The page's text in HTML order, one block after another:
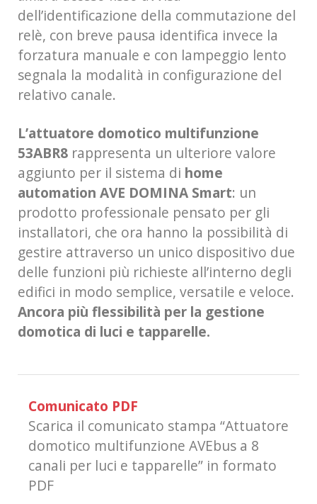
dell’identificazione della commutazione del
relè, con breve pausa identifica invece la
forzatura manuale e con lampeggio lento
segnala la modalità in configurazione del
relativo canale.
L’attuatore domotico multifunzione
53ABR8 rappresenta un ulteriore valore
aggiunto per il sistema di home
automation AVE DOMINA Smart: un
prodotto professionale pensato per gli
installatori, che ora hanno la possibilità di
gestire attraverso un unico dispositivo due
delle funzioni più richieste all’interno degli
edifici in modo semplice, versatile e veloce.
Ancora più flessibilità per la gestione
domotica di luci e tapparelle.
Comunicato PDF
Scarica il comunicato stampa “Attuatore
domotico multifunzione AVEbus a 8
canali per luci e tapparelle” in formato
PDF